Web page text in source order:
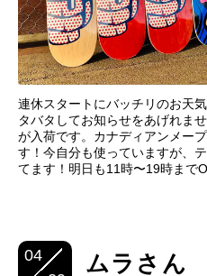
連休スタートにバッチリのお天
タバタしてお知らせをあげれま
が入荷です。カナディアンメー
す！今自分も使っていますが、
てます！明日も11時〜19時まで
04
ムラさん